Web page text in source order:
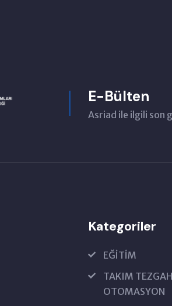
E-Bülten
Asriad ile ilgili son
Kategoriler
EĞİTİM
TAKIM
OTOMASYON